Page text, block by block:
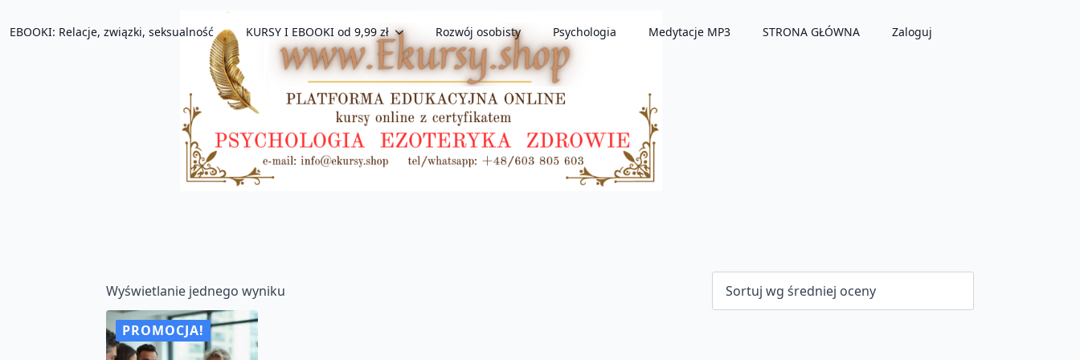
EBOOKI: Relacje, związki, seksualność KURSY I EBOOKI od 9,99 zł Rozwój osobisty Psychologia Medytacje MP3 STRONA GŁÓWNA Zaloguj
Wyświetlanie jednego wyniku
PROMOCJA!